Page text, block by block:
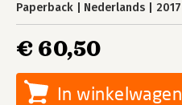
Paperback Nederlands 2017
€ 60,50
In winkelwagen